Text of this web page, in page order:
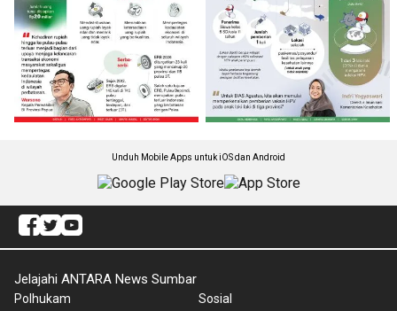
Unduh Mobile Apps untuk iOS dan Android
Jelajahi ANTARA News Sumbar
Polhukam
Sosial